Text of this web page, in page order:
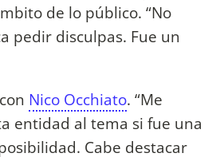
de lo público. “No
pedir disculpas. Fue un
Nico Occhiato. “Me
entidad al tema si fue una
Cabe destacar